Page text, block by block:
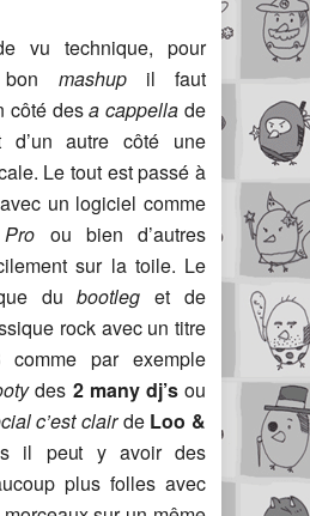
vu technique, pour
mashupil faut
côté desa cappellade
d’un autre côté une
Le tout est passé à
un logiciel comme
ou bien d’autres
sur la toile. Le
dubootleg et de
rock avec un titre
par exemple
des 2 many dj’sou
c’est clairde Loo &
il peut y avoir des
plus folles avec